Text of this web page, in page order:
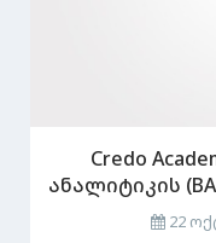
Credo
ანალიტიკის
22